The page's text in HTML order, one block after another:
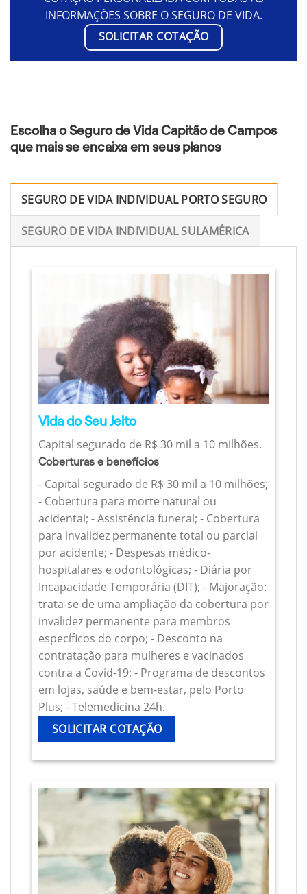
INFORMAÇÕES SOBRE O SEGURO DE VIDA.
SOLICITAR COTAÇÃO
Escolha o Seguro de Vida Capitão de Campos
que mais se encaixa em seus planos
SEGURO DE VIDA INDIVIDUAL PORTO SEGURO
SEGURO DE VIDA INDIVIDUAL SULAMÉRICA
Vida do Seu Jeito
Capital segurado de R$ 30 mil a 10 milhões.
Coberturas e benefícios
- Capital segurado de R$ 30 mil a 10 milhões;
- Cobertura para morte natural ou
acidental; - Assistência funeral; - Cobertura
para invalidez permanente total ou parcial
por acidente; - Despesas médico-
hospitalares e odontológicas; - Diária por
Incapacidade Temporária (DIT); - Majoração:
trata-se de uma ampliação da cobertura por
invalidez permanente para membros
específicos do corpo; - Desconto na
contratação para mulheres e vacinados
contra a Covid-19; - Programa de descontos
em lojas, saúde e bem-estar, pelo Porto
Plus; - Telemedicina 24h.
SOLICITAR COTAÇÃO